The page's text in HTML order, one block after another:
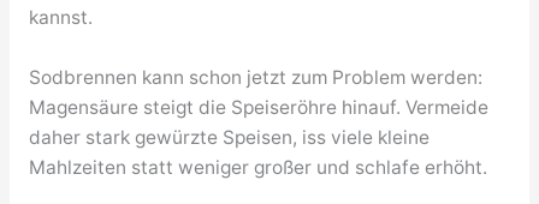
kannst.
Sodbrennen kann schon jetzt zum Problem werden:
Magensäure steigt die Speiseröhre hinauf. Vermeide
daher stark gewürzte Speisen, iss viele kleine
Mahlzeiten statt weniger großer und schlafe erhöht.